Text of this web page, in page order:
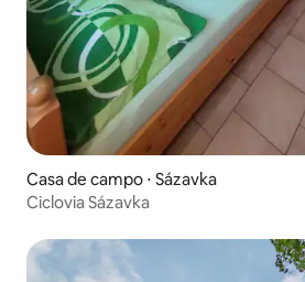
Casa de campo ⋅ Sázavka
Ciclovia Sázavka